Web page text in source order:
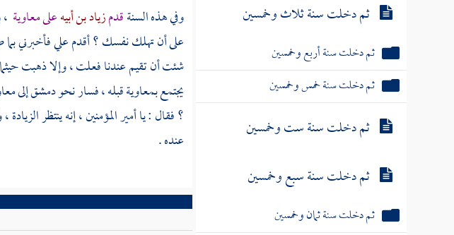
ثم دخلت سنة ثلاث وخمسين
ثم دخلت سنة أربع وخمسين
ثم دخلت سنة خمس وخمسين
ثم دخلت سنة ست وخمسين
ثم دخلت سنة سبع وخمسين
ثم دخلت سنة ثمان وخمسين
وفي هذه السنةقدمزياد بن أبيهعلىمعاوية
على أن تهلك نفسك ؟ أقدم علي فأخبرني
شئت أن تقيم عندنا فعلت ، وإلا ذهبت
يجتمعبمعاويةقبله ، فسار نحودمشقإلى
؟ فقال : يا أمير المؤمنين ، إنه ينتظر
عنده .